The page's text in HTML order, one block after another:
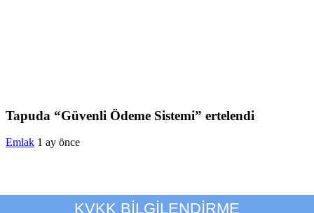
Tapuda “Güvenli Ödeme Sistemi” ertelendi
Emlak 1 ay önce
KVKK BİLGİLENDİRME